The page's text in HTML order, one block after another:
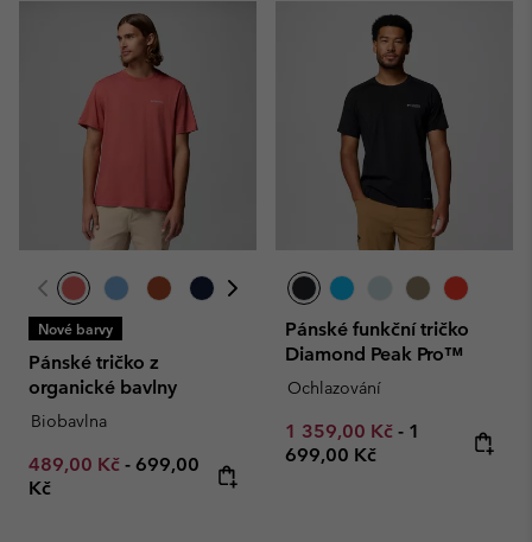
Nové barvy
Pánské tričko z
organické bavlny
Biobavlna
Minimum sale price:
489,00 Kč - Maximum price:
699,00
Kč
Pánské funkční tričko
Diamond Peak Pro™
Ochlazování
Minimum sale price:
1 359,00 Kč - Maximum
1
699,00 Kč